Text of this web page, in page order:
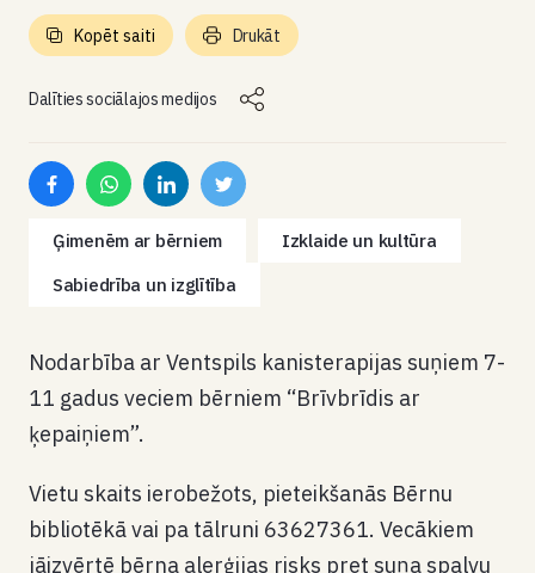
Dalīties sociālajos medijos
Kopēt saiti Drukāt
Ģimenēm ar bērniem
Izklaide un kultūra
Sabiedrība un izglītība
Nodarbība ar Ventspils kanisterapijas suņiem 7-
11 gadus veciem bērniem “Brīvbrīdis ar
ķepaiņiem”.
Vietu skaits ierobežots, pieteikšanās Bērnu
bibliotēkā vai pa tālruni 63627361. Vecākiem
jāizvērtē bērna alerģijas risks pret suņa spalvu